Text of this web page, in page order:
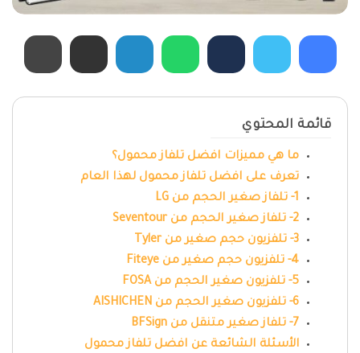
قائمة المحتوي
ما هي مميزات افضل تلفاز محمول؟
تعرف على افضل تلفاز محمول لهذا العام
1- تلفاز صغير الحجم من LG
2- تلفاز صغير الحجم من Seventour
3- تلفزيون حجم صغير من Tyler
4- تلفزيون حجم صغير من Fiteye
5- تلفزيون صغير الحجم من FOSA
6- تلفزيون صغير الحجم من AISHICHEN
7- تلفاز صغير متنقل من BFSign
الأسئلة الشائعة عن افضل تلفاز محمول